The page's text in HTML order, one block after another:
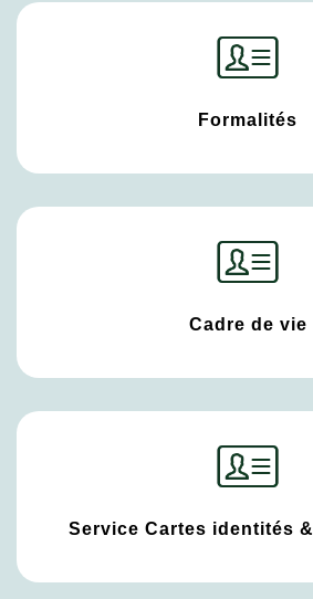
Formalités
Cadre de vie
Service Cartes identités